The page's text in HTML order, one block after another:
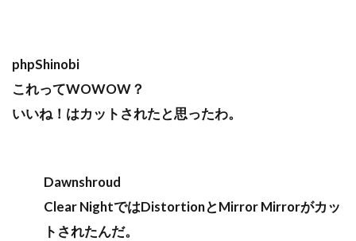
phpShinobi
これってWOWOW？
いいね！はカットされたと思ったわ。
Dawnshroud
Clear NightではDistortionとMirror Mirrorがカッ
トされたんだ。